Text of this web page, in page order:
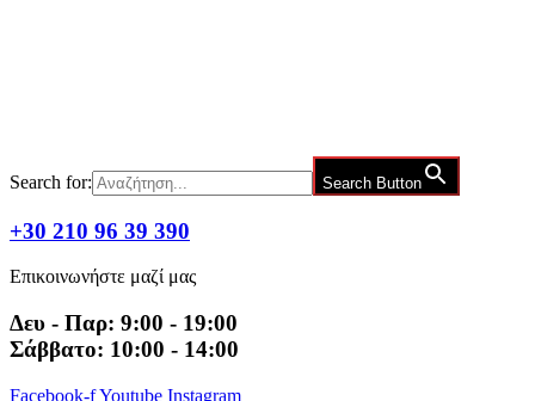
Search for: Search Button
+30 210 96 39 390
Επικοινωνήστε μαζί μας
Δευ - Παρ: 9:00 - 19:00
Σάββατο: 10:00 - 14:00
Facebook-fYoutube Instagram